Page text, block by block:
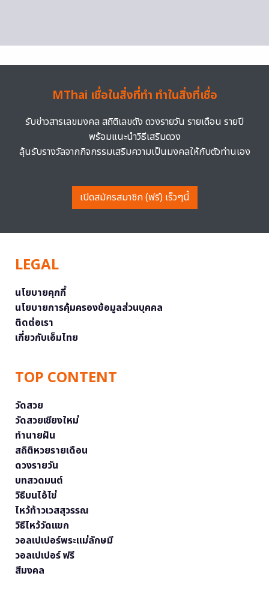
MThai เชื่อในสิ่งที่ทำ ทำในสิ่งที่เชื่อ
รับข่าวสารเลขมงคล สถิติเลขดัง ดวงรายวัน รายเดือน รายปี
พร้อมแนะนำวิธีเสริมดวง
ลุ้นรับรางวัลจากกิจกรรมเสริมความเป็นมงคลให้กับตัวท่านเอง
เปิดสมัครสมาชิก (ฟรี) เร็วๆนี้
LEGAL
นโยบายคุกกี้
นโยบายการคุ้มครองข้อมูลส่วนบุคคล
ติดต่อเรา
เกี่ยวกับเอ็มไทย
TOP CONTENT
วัดสวย
วัดสวยเชียงใหม่
ทำนายฝัน
สถิติหวยรายเดือน
ดวงรายวัน
บทสวดมนต์
วิธีบนไอ้ไข่
ไหว้ท้าวเวสสุวรรณ
วิธีไหว้วัดแขก
วอลเปเปอร์พระแม่ลักษมี
วอลเปเปอร์ ฟรี
สีมงคล